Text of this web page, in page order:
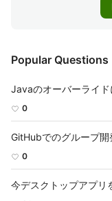
Popular Questions
Javaのオーバーライド
0
GitHubでのグループ開
0
今デスクトップアプリ